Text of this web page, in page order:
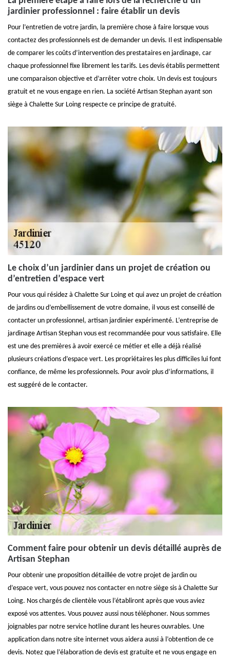
jardinier professionnel : faire établir un devis
Pour l’entretien de votre jardin, la première chose à faire lorsque vous
contactez des professionnels est de demander un devis. Il est indispensable
de comparer les coûts d’intervention des prestataires en jardinage, car
chaque professionnel fixe librement les tarifs. Les devis établis permettent
une comparaison objective et d’arrêter votre choix. Un devis est toujours
gratuit et ne vous engage en rien. La société Artisan Stephan ayant son
siège à Chalette Sur Loing respecte ce principe de gratuité.
Le choix d’un jardinier dans un projet de création ou
d’entretien d’espace vert
Pour vous qui résidez à Chalette Sur Loing et qui avez un projet de création
de jardins ou d’embellissement de votre domaine, il vous est conseillé de
contacter un professionnel, artisan jardinier expérimenté. L’entreprise de
jardinage Artisan Stephan vous est recommandée pour vous satisfaire. Elle
est une des premières à avoir exercé ce métier et elle a déjà réalisé
plusieurs créations d’espace vert. Les propriétaires les plus difficiles lui font
confiance, de même les professionnels. Pour avoir plus d’informations, il
est suggéré de le contacter.
Comment faire pour obtenir un devis détaillé auprès de
Artisan Stephan
Pour obtenir une proposition détaillée de votre projet de jardin ou
d’espace vert, vous pouvez nos contacter en notre siège sis à Chalette Sur
Loing. Nos chargés de clientèle vous l’établiront après que vous aviez
exposé vos attentes. Vous pouvez aussi nous téléphoner. Nous sommes
joignables par notre service hotline durant les heures ouvrables. Une
application dans notre site internet vous aidera aussi à l’obtention de ce
devis. Notez que l’élaboration de devis est gratuite et ne vous engage en